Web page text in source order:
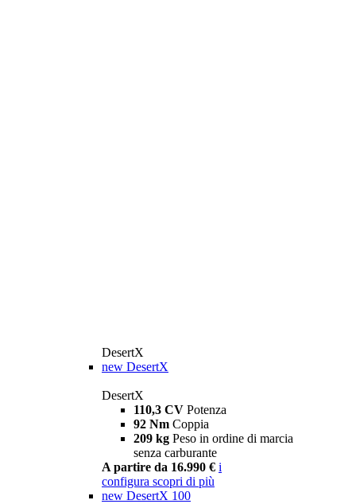
DesertX
new DesertX
DesertX
110,3 CV Potenza
92 Nm Coppia
209 kg Peso in ordine di marcia
senza carburante
A partire da 16.990 € i
configura scopri di più
new DesertX 100